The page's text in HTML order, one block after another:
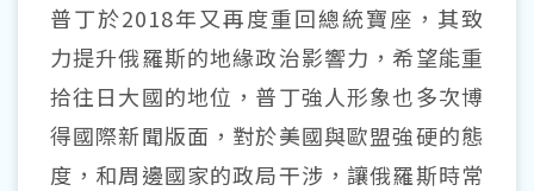
普丁於2018年又再度重回總統寶座，其致
力提升俄羅斯的地緣政治影響力，希望能重
拾往日大國的地位，普丁強人形象也多次博
得國際新聞版面，對於美國與歐盟強硬的態
度，和周邊國家的政局干涉，讓俄羅斯時常